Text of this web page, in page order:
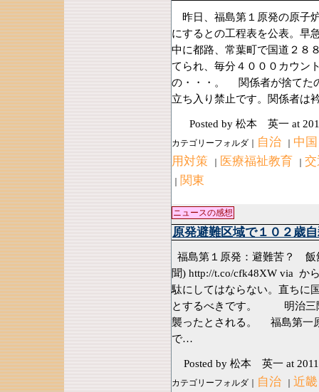
昨日、福島第１原発の原子
にするとの工程表を公表。早
中に都路、常葉町で国道２８
てられ、毎分４０００カウン
の・・・。 関係者が捨てた
立ち入り禁止です。関係者は
Posted by 松本 英一 at
カテゴリーフォルダ｜ 自治
中
用対策
医療福祉教育
関東
ニュースの感想
原発避難区域で１０２歳
福島第１原発：避難苦？ 飯
聞) http://t.co/cfk48XW via か
駄にしてはならない。直ちに
とするべきです。 明治三陸
襲ったとされる。 福島第一
で…
Posted by 松本 英一 at
カテゴリーフォルダ｜ 自治
近畿